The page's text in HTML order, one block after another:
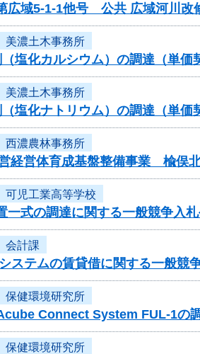
広域5-1-1他号 公共 広域河川
美濃土木事務所
塩化カルシウム）の調達（単価
美濃土木事務所
塩化ナトリウム）の調達（単価
西濃農林事務所
営経営体育成基盤整備事業 楡
可児工業高等学校
一式の調達に関する一般競争入
会計課
ステムの賃貸借に関する一般競
保健環境研究所
Connect System FUL-1の
保健環境研究所